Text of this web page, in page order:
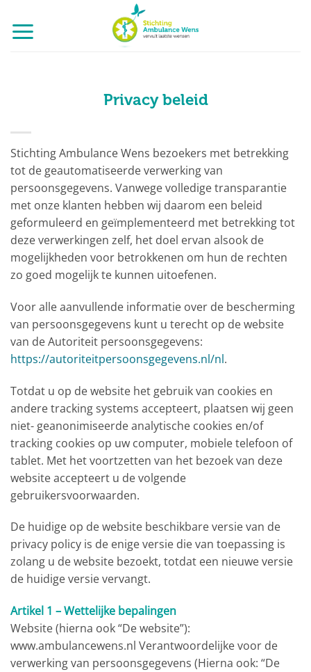
naar
inhoud
Privacy beleid
Stichting Ambulance Wens bezoekers met betrekking
tot de geautomatiseerde verwerking van
persoonsgegevens. Vanwege volledige transparantie
met onze klanten hebben wij daarom een beleid
geformuleerd en geïmplementeerd met betrekking tot
deze verwerkingen zelf, het doel ervan alsook de
mogelijkheden voor betrokkenen om hun de rechten
zo goed mogelijk te kunnen uitoefenen.
Voor alle aanvullende informatie over de bescherming
van persoonsgegevens kunt u terecht op de website
van de Autoriteit persoonsgegevens:
https://autoriteitpersoonsgegevens.nl/nl.
Totdat u op de website het gebruik van cookies en
andere tracking systems accepteert, plaatsen wij geen
niet- geanonimiseerde analytische cookies en/of
tracking cookies op uw computer, mobiele telefoon of
tablet. Met het voortzetten van het bezoek van deze
website accepteert u de volgende
gebruikersvoorwaarden.
De huidige op de website beschikbare versie van de
privacy policy is de enige versie die van toepassing is
zolang u de website bezoekt, totdat een nieuwe versie
de huidige versie vervangt.
Artikel 1 – Wettelijke bepalingen
Website (hierna ook “De website”):
www.ambulancewens.nl Verantwoordelijke voor de
verwerking van persoonsgegevens (Hierna ook: “De